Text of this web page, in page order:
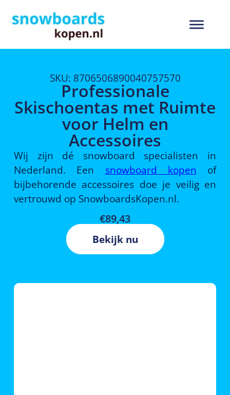
SKU: 8706506890040757570
Professionale
Skischoentas met Ruimte
voor Helm en
Accessoires
Wij zijn dé snowboard specialisten in
Nederland. Een snowboard kopen of
bijbehorende accessoires doe je veilig en
vertrouwd op SnowboardsKopen.nl.
€89,43
Bekijk nu